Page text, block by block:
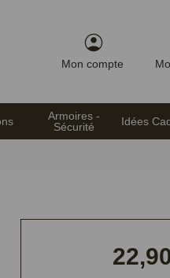
Mon compte
Armoires -
Sécurité
Idées